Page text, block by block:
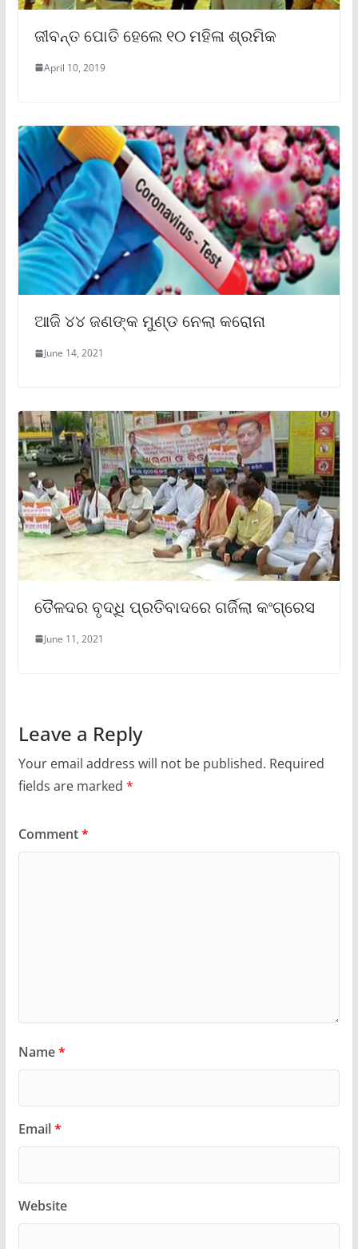
ଜୀବନ୍ତ ପୋତି ହେଲେ ୧୦ ମହିଳା ଶ୍ରମିକ
April 10, 2019
ଆଜି ୪୪ ଜଣଙ୍କ ମୁଣ୍ଡ ନେଲା କରୋନା
June 14, 2021
ତୈଳଦର ବୃଦ୍ଧି ପ୍ରତିବାଦରେ ଗର୍ଜିଲା କଂଗ୍ରେସ
June 11, 2021
Leave a Reply
Your email address will not be published. Required
fields are marked *
Comment*
Name*
Email*
Website